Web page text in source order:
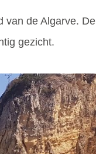
van de Algarve. De
gezicht.